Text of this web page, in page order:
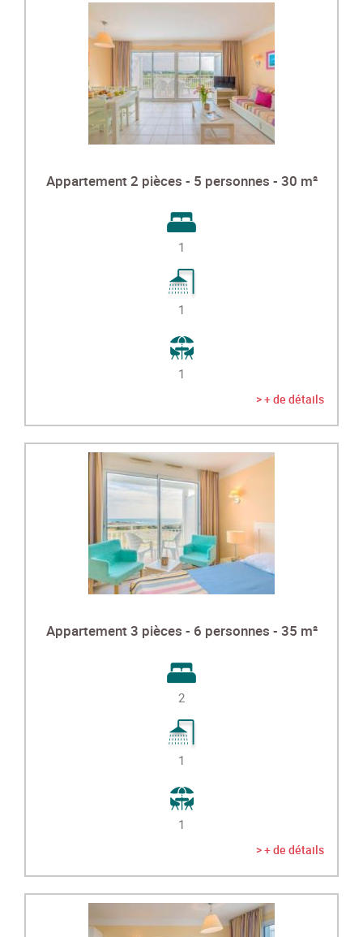
Appartement 2 pièces - 5 personnes - 30 m²
1
1
1
> + de détails
Appartement 3 pièces - 6 personnes - 35 m²
2
1
1
> + de détails